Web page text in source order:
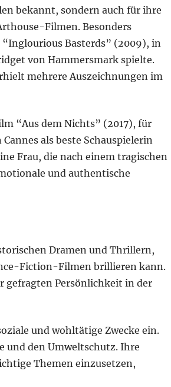
bekannt, sondern auch für ihre
Filmen. Besonders
Basterds” (2009), in
von Hammersmark spielte.
mehrere Auszeichnungen im
“Aus dem Nichts” (2017), für
als beste Schauspielerin
Frau, die nach einem tragischen
und authentische
Dramen und Thrillern,
Fiction-Filmen brillieren kann.
gefragten Persönlichkeit in der
und wohltätige Zwecke ein.
und den Umweltschutz. Ihre
Themen einzusetzen,